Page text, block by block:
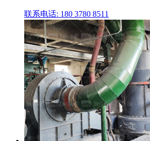
联系电话: 180 3780 8511